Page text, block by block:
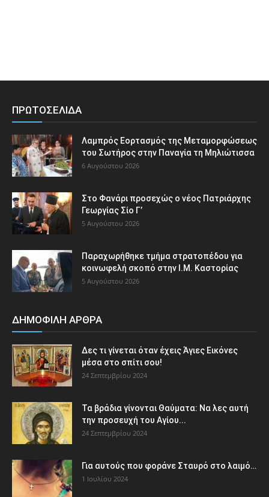
ΠΡΩΤΟΣΕΛΙΔΑ
Λαμπρός Εορτασμός της Μεταμορφώσεως
του Σωτήρος στην Παναγία τη Μηλιώτισσα
6 Αυγούστου 2026
Στο Φανάρι προσεχώς ο νέος Πατριάρχης
Γεωργίας Σίο Γ’
5 Αυγούστου 2026
Παραχωρήθηκε τμήμα στρατοπέδου για
κοινωφελή σκοπό στην Ι.Μ. Καστορίας
5 Αυγούστου 2026
ΔΗΜΟΦΙΛΗ ΑΡΘΡΑ
Δες τι γίνεται όταν έχεις Άγιες Εικόνες
μέσα στο σπίτι σου!
24 Σεπτεμβρίου 2024
Τα βράδια γίνονται Θαύματα: Να λες αυτή
την προσευχή του Αγίου...
24 Σεπτεμβρίου 2024
Για αυτούς που φοράνε Σταυρό στο λαιμό…
1 Ιουλίου 2024